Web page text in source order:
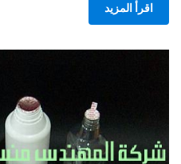
اقرأ المزيد